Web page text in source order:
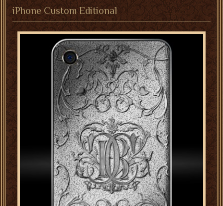
iPhone Custom Editional